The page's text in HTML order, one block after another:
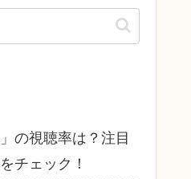
の視聴率は？注目
チェック！